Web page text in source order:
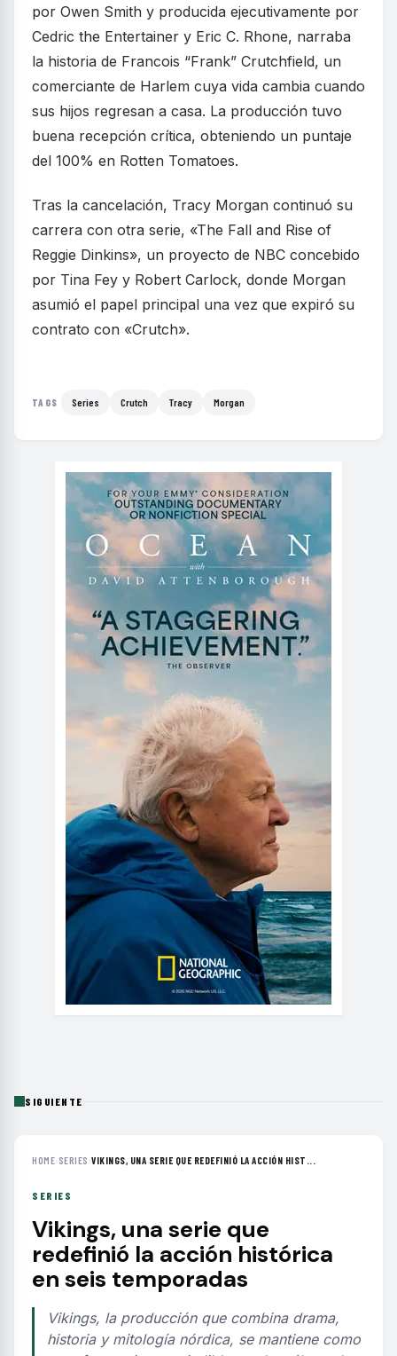
por Owen Smith y producida ejecutivamente por
Cedric the Entertainer y Eric C. Rhone, narraba
la historia de Francois “Frank” Crutchfield, un
comerciante de Harlem cuya vida cambia cuando
sus hijos regresan a casa. La producción tuvo
buena recepción crítica, obteniendo un puntaje
del 100% en Rotten Tomatoes.
Tras la cancelación, Tracy Morgan continuó su
carrera con otra serie, «The Fall and Rise of
Reggie Dinkins», un proyecto de NBC concebido
por Tina Fey y Robert Carlock, donde Morgan
asumió el papel principal una vez que expiró su
contrato con «Crutch».
TAGS Series Crutch Tracy Morgan
SIGUIENTE
HOME› SERIES ›VIKINGS, UNA SERIE QUE REDEFINIÓ LA ACCIÓN HIST...
SERIES
Vikings, una serie que
redefinió la acción histórica
en seis temporadas
Vikings, la producción que combina drama,
historia y mitología nórdica, se mantiene como